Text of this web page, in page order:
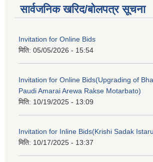
सार्वजनिक खरिद/बोलपत्र सूचना
Invitation for Online Bids
मिति: 05/05/2026 - 15:54
Invitation for Online Bids(Upgrading of
Paudi Amarai Arewa Rakse Motarbato)
मिति: 10/19/2025 - 13:09
Invitation for Inline Bids(Krishi Sadak
मिति: 10/17/2025 - 13:37